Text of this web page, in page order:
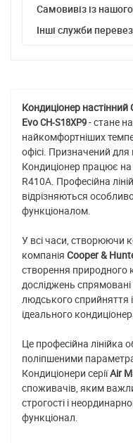
Самовивіз із
Інші служби
Кондиціонер
EvoCH-S18XP9- стане
найкомфортніших
офісі. Призначений
Кондиціонер працює
R410A. Професійна
відрізняються
функціоналом.
У всі часи, створюючи
компанія Cooper &
створення природного
досліджень
людського сприйняття
ідеального
Це професійна лінійка
поліпшеними
Кондиціонери серіїAir
споживачів, яким
строгості і
функціонал.